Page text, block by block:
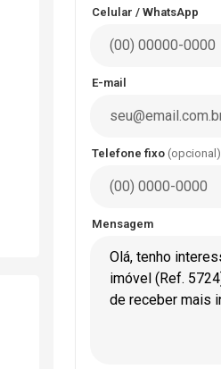
Celular / WhatsApp
E-mail
Telefone fixo (opcional)
Mensagem